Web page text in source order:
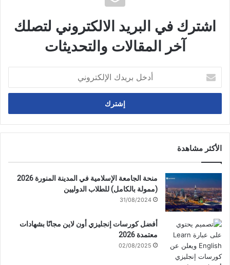
اشترك في البريد الالكتروني لتصلك
آخر المقالات والتحديثات
بريدك
الإلكتروني
الأكثر مشاهدة
منحة الجامعة الإسلامية في المدينة المنورة 2026
(ممولة بالكامل) للطلاب الدوليين
31/08/2024
أفضل كورسات إنجليزي أون لاين مجانًا بشهادات
معتمدة 2026
02/08/2025